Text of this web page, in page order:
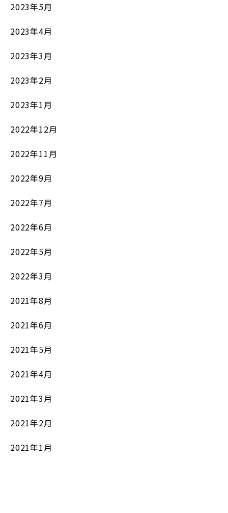
2023年5月
2023年4月
2023年3月
2023年2月
2023年1月
2022年12月
2022年11月
2022年9月
2022年7月
2022年6月
2022年5月
2022年3月
2021年8月
2021年6月
2021年5月
2021年4月
2021年3月
2021年2月
2021年1月